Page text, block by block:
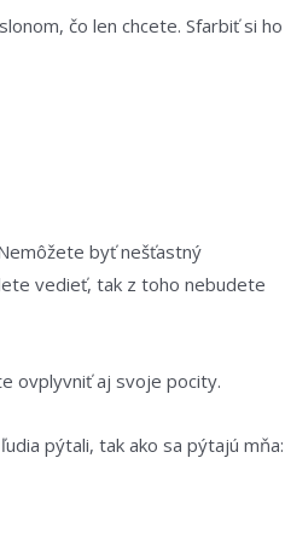
čo len chcete. Sfarbiť si ho
byť nešťastný
vedieť, tak z toho nebudete
ovplyvniť aj svoje pocity.
pýtali, tak ako sa pýtajú mňa: